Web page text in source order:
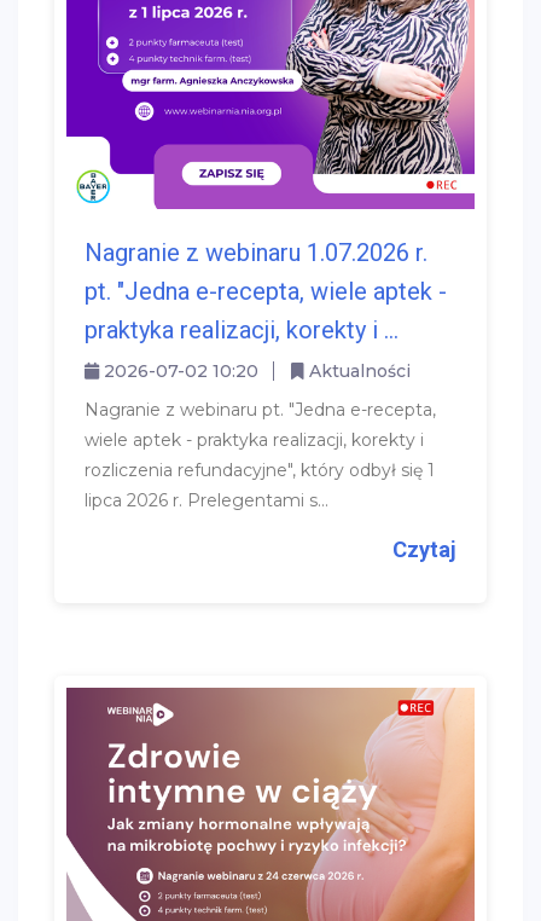
Nagranie z webinaru 1.07.2026 r.
pt. "Jedna e-recepta, wiele aptek -
praktyka realizacji, korekty i ...
2026-07-02 10:20
Aktualności
Nagranie z webinaru pt. "Jedna e-recepta,
wiele aptek - praktyka realizacji, korekty i
rozliczenia refundacyjne", który odbył się 1
lipca 2026 r. Prelegentami s...
Czytaj